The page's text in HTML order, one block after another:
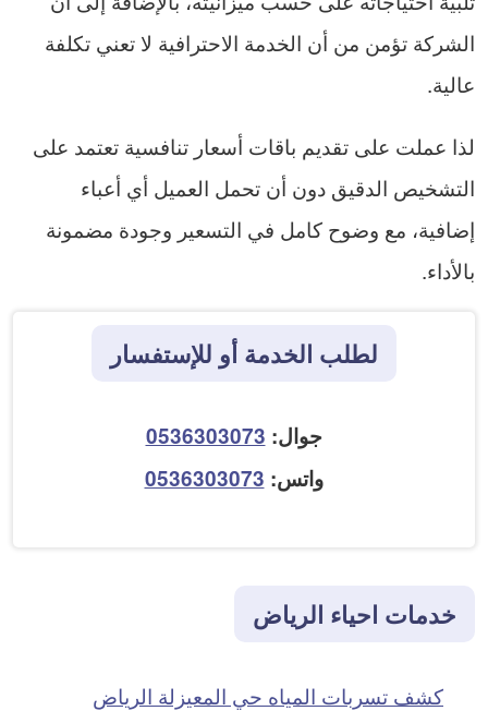
الشركة تؤمن من أن الخدمة الاحترافية لا تعني تكلفة
عالية.
لذا عملت على تقديم باقات أسعار تنافسية تعتمد على
التشخيص الدقيق دون أن تحمل العميل أي أعباء
إضافية، مع وضوح كامل في التسعير وجودة مضمونة
بالأداء.
لطلب الخدمة أو للإستفسار
جوال: 0536303073
واتس: 0536303073
خدمات احياء الرياض
كشف تسربات المياه حي المعيزلة الرياض